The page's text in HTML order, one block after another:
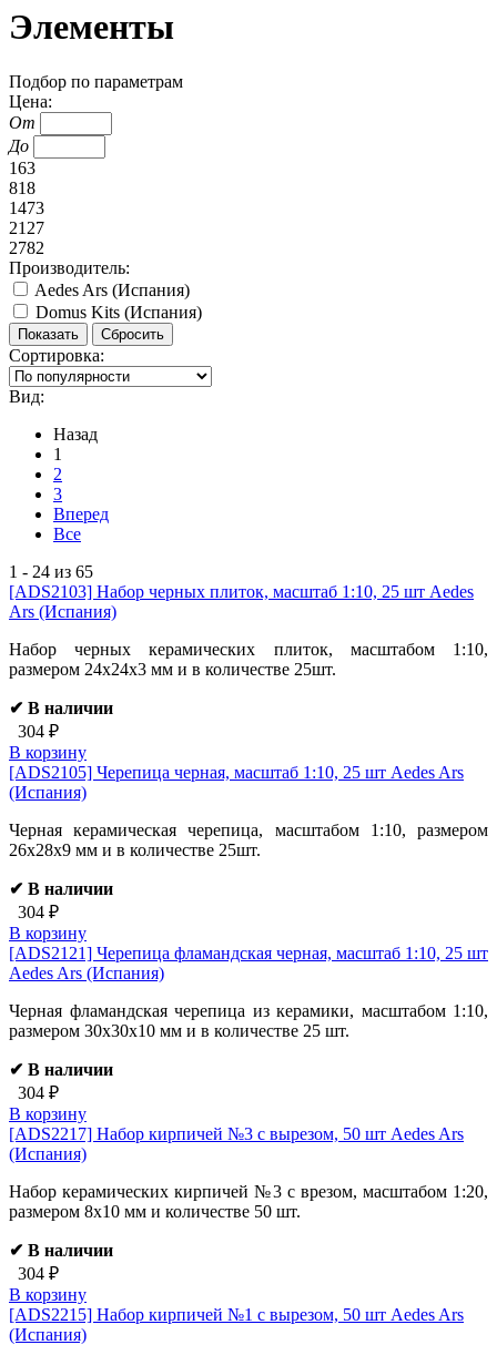
Элементы
Подбор по параметрам
Цена:
От
До
163
818
1473
2127
2782
Производитель:
Aedes Ars (Испания)
Domus Kits (Испания)
Сортировка:
Вид:
Назад
1
2
3
Вперед
Все
1 - 24 из 65
[ADS2103] Набор черных плиток, масштаб 1:10, 25 шт Aedes
Ars (Испания)
Набор черных керамических плиток, масштабом 1:10,
размером 24х24х3 мм и в количестве 25шт.
✔ В наличии
304 ₽
В корзину
[ADS2105] Черепица черная, масштаб 1:10, 25 шт Aedes Ars
(Испания)
Черная керамическая черепица, масштабом 1:10, размером
26х28х9 мм и в количестве 25шт.
✔ В наличии
304 ₽
В корзину
[ADS2121] Черепица фламандская черная, масштаб 1:10, 25 шт
Aedes Ars (Испания)
Черная фламандская черепица из керамики, масштабом 1:10,
размером 30х30х10 мм и в количестве 25 шт.
✔ В наличии
304 ₽
В корзину
[ADS2217] Набор кирпичей №3 с вырезом, 50 шт Aedes Ars
(Испания)
Набор керамических кирпичей №3 с врезом, масштабом 1:20,
размером 8х10 мм и количестве 50 шт.
✔ В наличии
304 ₽
В корзину
[ADS2215] Набор кирпичей №1 с вырезом, 50 шт Aedes Ars
(Испания)